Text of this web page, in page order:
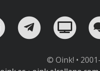
¡Mándame un email!
¡Nuestro
© Oink! •